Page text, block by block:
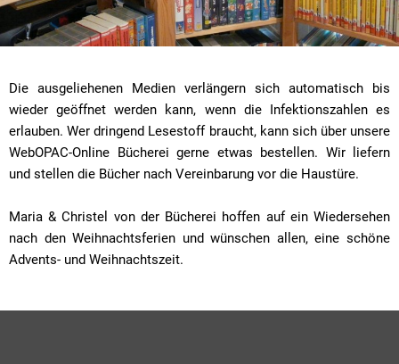
Die ausgeliehenen Medien verlängern sich automatisch bis
wieder geöffnet werden kann, wenn die Infektionszahlen es
erlauben. Wer dringend Lesestoff braucht, kann sich über unsere
WebOPAC-Online Bücherei gerne etwas bestellen. Wir liefern
und stellen die Bücher nach Vereinbarung vor die Haustüre.
Maria & Christel von der Bücherei hoffen auf ein Wiedersehen
nach den Weihnachtsferien und wünschen allen, eine schöne
Advents- und Weihnachtszeit.